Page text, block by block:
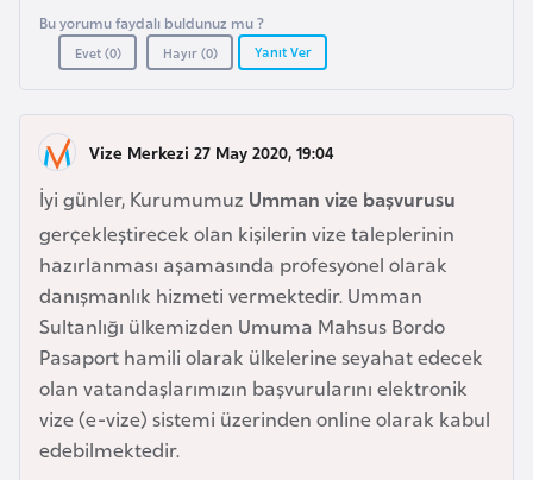
Bu yorumu faydalı buldunuz mu ?
Evet (0) Hayır (0) Yanıt Ver
Vize Merkezi 27 May 2020, 19:04
İyi günler, Kurumumuz Umman vize başvurusu
gerçekleştirecek olan kişilerin vize taleplerinin
hazırlanması aşamasında profesyonel olarak
danışmanlık hizmeti vermektedir. Umman
Sultanlığı ülkemizden Umuma Mahsus Bordo
Pasaport hamili olarak ülkelerine seyahat edecek
olan vatandaşlarımızın başvurularını elektronik
vize (e-vize) sistemi üzerinden online olarak kabul
edebilmektedir.
a
a
n
B
a
h
r
e
y
n
B